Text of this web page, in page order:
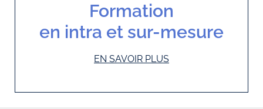
Formation
en intra et sur-mesure
EN SAVOIR PLUS